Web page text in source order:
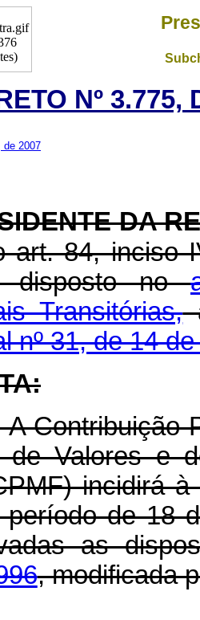
Nº 3.775,
de 2007
DA
art. 84, inciso
disposto no
Transitórias,
nº 31, de 14
de Valores e
incidirá
de 18
as
, modificada